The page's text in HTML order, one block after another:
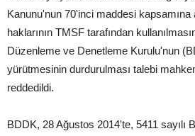
Kanunu'nun 70'inci maddesi kapsamına
haklarının TMSF tarafından
Düzenleme ve Denetleme Kurulu'nun
yürütmesinin durdurulması talebi
reddedildi.
BDDK, 28 Ağustos 2014'te, 5411 sayılı